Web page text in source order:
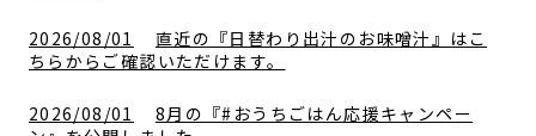
2026/08/01
直近の『日替わり出汁のお味噌汁』はこ
ちらからご確認いただけます。
2026/08/01
8月の『#おうちごはん応援キャンペー